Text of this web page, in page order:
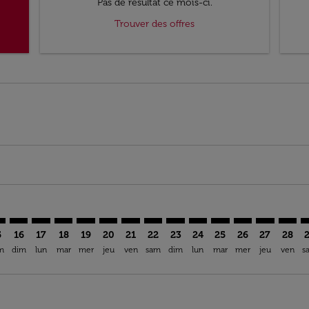
Pas de résultat ce mois-ci.
Trouver des offres
16
dim
17
lun
18
mar
19
mer
VIE–GIG: cmp-view-offers-disclaimer.
20
jeu
VIE–GIG: cmp-view-offers-
21
ven
VIE–GIG: cmp-view-offers-
22
sam
VIE–GIG: cmp-view-offers-
23
dim
VIE–GIG: cmp-view-
24
lun
VIE–GIG: cmp-
25
mar
VIE–GIG:
26
mer
27
jeu
28
ven